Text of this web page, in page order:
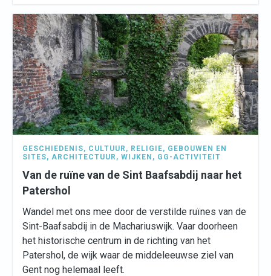
GESCHIEDENIS, CULTUUR , RELIGIE, GEBOUWEN EN
SITES, ARCHITECTUUR , WIJKEN , GG-ACTIVITEIT
Van de ruïne van de Sint Baafsabdij naar het
Patershol
Wandel met ons mee door de verstilde ruïnes van de
Sint-Baafsabdij in de Machariuswijk. Vaar doorheen
het historische centrum in de richting van het
Patershol, de wijk waar de middeleeuwse ziel van
Gent nog helemaal leeft.